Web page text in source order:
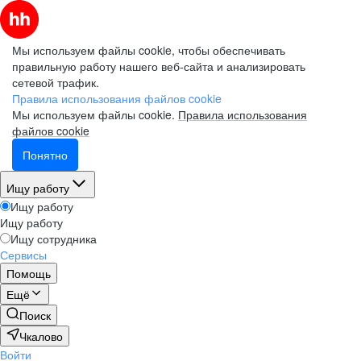
Мы используем файлы cookie, чтобы обеспечивать
правильную работу нашего веб-сайта и анализировать
сетевой трафик.
Правила использования файлов cookie
Мы используем файлы cookie. Правила использования
файлов cookie
Понятно
Ищу работу
Ищу работу
Ищу работу
Ищу сотрудника
Сервисы
Помощь
Ещё
Поиск
Чкалово
Войти